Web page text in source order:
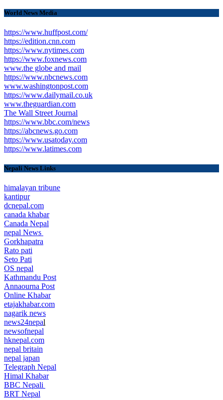
World News Media
https://www.huffpost.com/
https://edition.cnn.com
https://www.nytimes.com
https://www.foxnews.com
www.the globe and mail
https://www.nbcnews.com
www.washingtonpost.com
https://www.dailymail.co.uk
www.theguardian.com
The Wall Street Journal
https://www.bbc.com/news
https://abcnews.go.com
https://www.usatoday.com
https://www.latimes.com
Nepali News Links
himalayan tribune
kantipur
dcnepal.com
canada khabar
Canada Nepal​
nepal News
Gorkhapatra
Rato pati
Seto Pati
OS nepal
Kathmandu Post
Annaourna Post
Online Khabar
etajakhabar.com
nagarik news
news24nepal
newsofnepal
hknepal.com
nepal britain
nepal japan
Telegraph Nepal
Himal Khabar
BBC Nepali
BRT Nepal